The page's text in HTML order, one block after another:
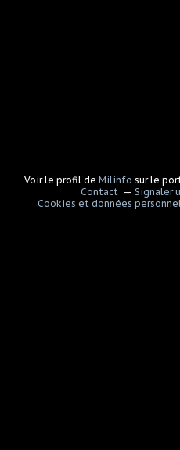
Voir le profil deMilinfo sur le
Contact
Signaler
Cookies et données